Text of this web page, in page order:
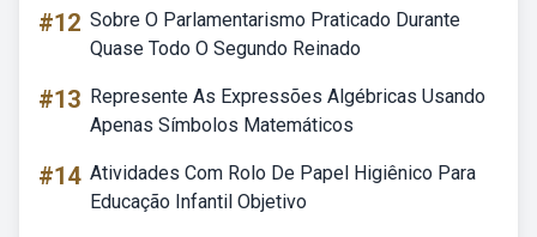
#12 Sobre O Parlamentarismo Praticado Durante
Quase Todo O Segundo Reinado
#13 Represente As Expressões Algébricas Usando
Apenas Símbolos Matemáticos
#14 Atividades Com Rolo De Papel Higiênico Para
Educação Infantil Objetivo